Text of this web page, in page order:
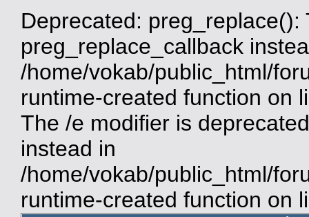
Deprecated:
preg_replace_callback
/home/vokab/public_html/
runtime-created function on
The /e modifier is
instead in
/home/vokab/public_html/
runtime-created function on